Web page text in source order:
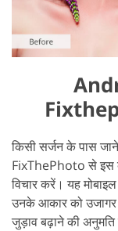
किसी सर्जन के पास
FixThePhoto से इस
विचार करें। यह
उनके आकार को
जुड़ाव बढ़ाने की अनुमति